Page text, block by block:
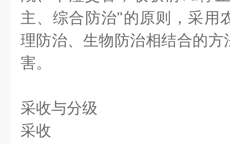
主、综合防治"的原则，采用
理防治、生物防治相结合的
害。
采收与分级
采收